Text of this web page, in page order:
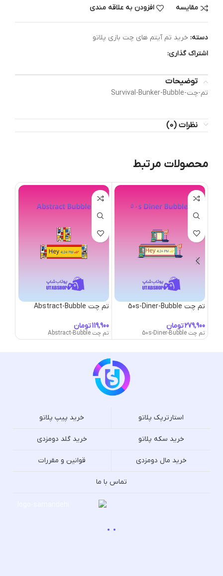
مقایسه افزودن به علاقه مندی
دسته: خرید تم آیتم های چت بازی پلاتو
اشتراک گذاری:
توضیحات
تم-چت-Survival-Bunker-Bubble
نظرات (0)
محصولات مرتبط
تم چت 50s-Diner-Bubble
تومان
تم چت 50s-Diner-Bubble
تم چت Abstract-Bubble
تومان
تم چت Abstract-Bubble
استارترپک پلاتو خرید پیپ پلاتو
خرید سکه پلاتو خرید گلد دومزدی
خرید مال دومزدی قوانین و مقررات
تماس با ما